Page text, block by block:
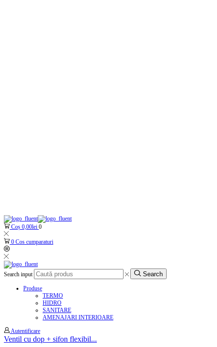
Coș 0,00lei 0
0 Cos cumparaturi
Search input Search
Produse
TERMO
HIDRO
SANITARE
AMENAJARI INTERIOARE
Autentificare
Ventil cu dop + sifon flexibil...